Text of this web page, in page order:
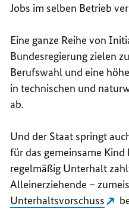
Jobs im selben Betrieb
Eine ganze Reihe von
Bundesregierung zielen
Berufswahl und eine
in technischen und
ab.
Und der Staat springt
für das gemeinsame
regelmäßig Unterhalt
Alleinerziehende –
Unterhaltsvorschuss